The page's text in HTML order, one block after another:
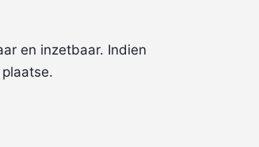
en inzetbaar. Indien